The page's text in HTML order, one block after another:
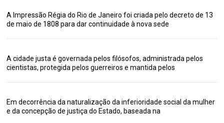
A Impressão Régia do Rio de Janeiro foi criada pelo decreto de 13
de maio de 1808 para dar continuidade à nova sede
A cidade justa é governada pelos filósofos, administrada pelos
cientistas, protegida pelos guerreiros e mantida pelos
Em decorrência da naturalização da inferioridade social da mulher
e da concepção de justiça do Estado, baseada na